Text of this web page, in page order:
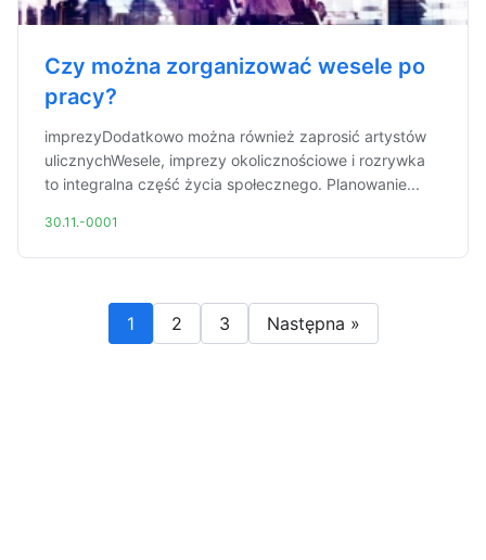
Czy można zorganizować wesele po
pracy?
imprezyDodatkowo można również zaprosić artystów
ulicznychWesele, imprezy okolicznościowe i rozrywka
to integralna część życia społecznego. Planowanie...
30.11.-0001
1 2 3 Następna »